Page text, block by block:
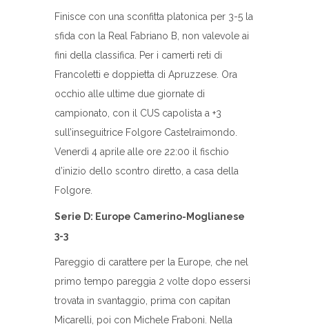
Finisce con una sconfitta platonica per 3-5 la
sfida con la Real Fabriano B, non valevole ai
fini della classifica. Per i camerti reti di
Francoletti e doppietta di Apruzzese. Ora
occhio alle ultime due giornate di
campionato, con il CUS capolista a +3
sull’inseguitrice Folgore Castelraimondo.
Venerdì 4 aprile alle ore 22:00 il fischio
d’inizio dello scontro diretto, a casa della
Folgore.
Serie D: Europe Camerino-Moglianese
3-3
Pareggio di carattere per la Europe, che nel
primo tempo pareggia 2 volte dopo essersi
trovata in svantaggio, prima con capitan
Micarelli, poi con Michele Fraboni. Nella